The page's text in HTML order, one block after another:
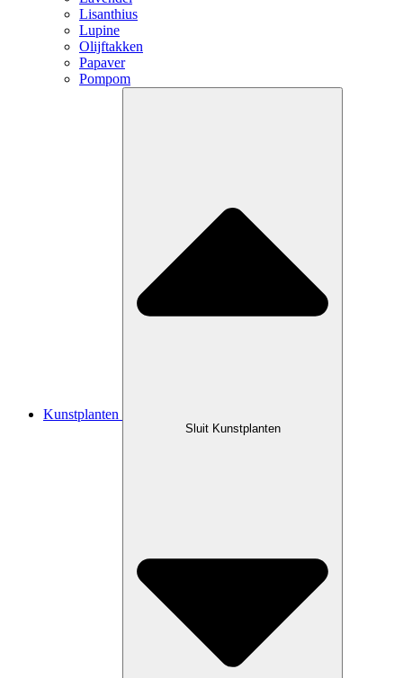
Lisanthius
Lupine
Olijftakken
Papaver
Pompom
Kunstplanten
Sluit Kunstplanten